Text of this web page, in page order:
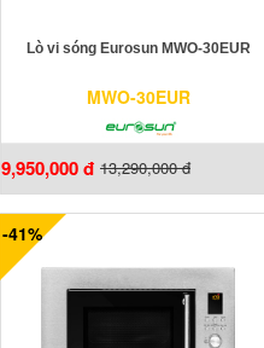
Lò vi sóng Eurosun MWO-30EUR
MWO-30EUR
9,950,000 đ 13,290,000 đ
-41%